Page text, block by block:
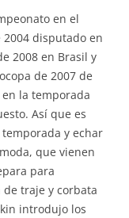
en el
disputado en
2008 en Brasil y
de 2007 de
la temporada
Así que es
y echar
que vienen
para
traje y corbata
introdujo los